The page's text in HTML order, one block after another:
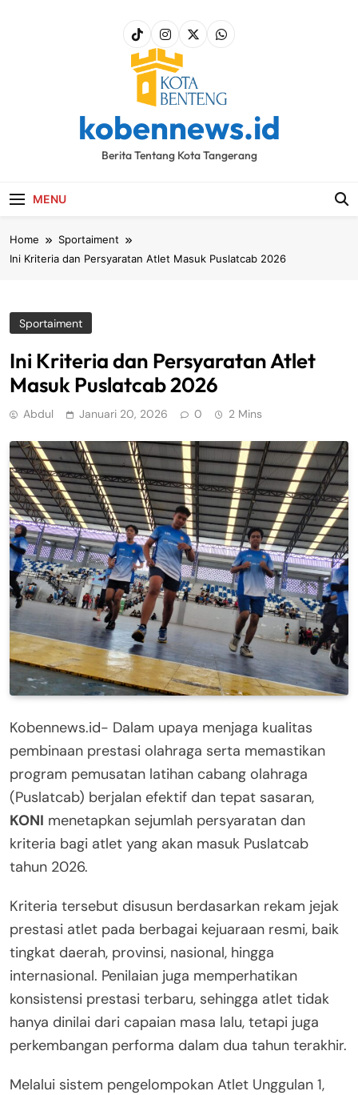
kobennews.id
Berita Tentang Kota Tangerang
MENU
Home
Sportaiment
Ini Kriteria dan Persyaratan Atlet Masuk Puslatcab 2026
Sportaiment
Ini Kriteria dan Persyaratan Atlet
Masuk Puslatcab 2026
Abdul Januari 20, 2026 0 2 Mins
Kobennews.id- Dalam upaya menjaga kualitas
pembinaan prestasi olahraga serta memastikan
program pemusatan latihan cabang olahraga
(Puslatcab) berjalan efektif dan tepat sasaran,
KONI menetapkan sejumlah persyaratan dan
kriteria bagi atlet yang akan masuk Puslatcab
tahun 2026.
Kriteria tersebut disusun berdasarkan rekam jejak
prestasi atlet pada berbagai kejuaraan resmi, baik
tingkat daerah, provinsi, nasional, hingga
internasional. Penilaian juga memperhatikan
konsistensi prestasi terbaru, sehingga atlet tidak
hanya dinilai dari capaian masa lalu, tetapi juga
perkembangan performa dalam dua tahun terakhir.
Melalui sistem pengelompokan Atlet Unggulan 1,